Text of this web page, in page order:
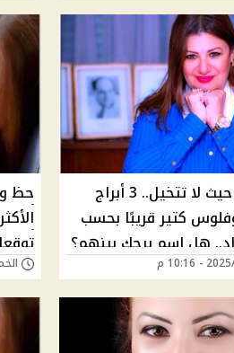
فلوس جاية من حيث لا تتخيل.. 3 أبراج
كتير قريبًا بحسب
هل اسم برجك بينهم؟
الخميس 10/